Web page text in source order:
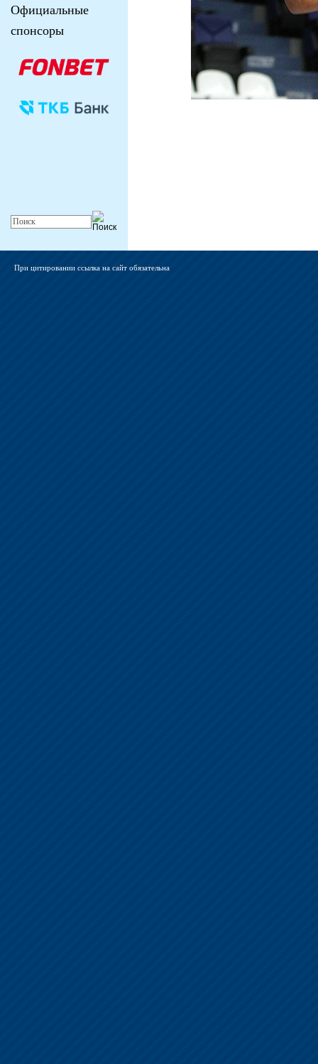
Официальные
спонсоры
При цитировании ссылка на сайт обязательна